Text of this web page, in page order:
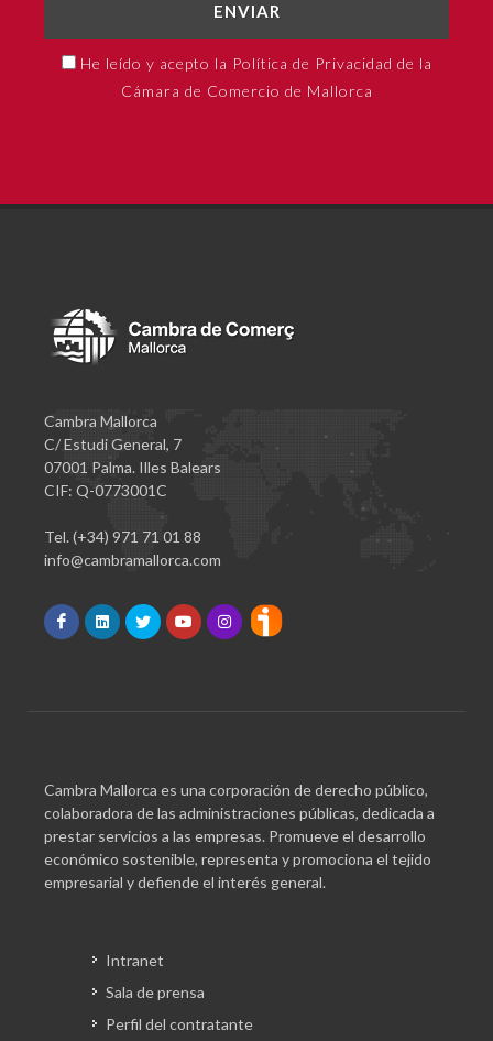
ENVIAR
He leído y acepto la Política de Privacidad de la
Cámara de Comercio de Mallorca
Cambra Mallorca
C/ Estudi General, 7
07001 Palma. Illes Balears
CIF: Q-0773001C
Tel. (+34) 971 71 01 88
info@cambramallorca.com
Cambra Mallorca es una corporación de derecho público,
colaboradora de las administraciones públicas, dedicada a
prestar servicios a las empresas. Promueve el desarrollo
económico sostenible, representa y promociona el tejido
empresarial y defiende el interés general.
Intranet
Sala de prensa
Perfil del contratante